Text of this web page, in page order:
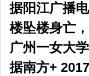
据阳江广播
楼坠楼身亡
广州一女大
据南方+